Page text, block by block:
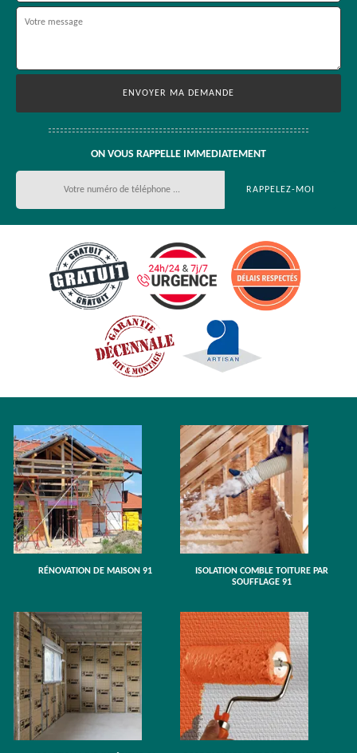
ON VOUS RAPPELLE IMMEDIATEMENT
RÉNOVATION DE MAISON 91
ISOLATION COMBLE TOITURE PAR
SOUFFLAGE 91